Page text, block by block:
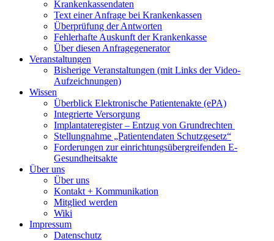
Krankenkassendaten
Text einer Anfrage bei Krankenkassen
Überprüfung der Antworten
Fehlerhafte Auskunft der Krankenkasse
Über diesen Anfragegenerator
Veranstaltungen
Bisherige Veranstaltungen (mit Links der Video-
Aufzeichnungen)
Wissen
Überblick Elektronische Patientenakte (ePA)
Integrierte Versorgung
Implantateregister – Entzug von Grundrechten
Stellungnahme „Patientendaten Schutzgesetz“
Forderungen zur einrichtungsübergreifenden E-
Gesundheitsakte
Über uns
Über uns
Kontakt + Kommunikation
Mitglied werden
Wiki
Impressum
Datenschutz